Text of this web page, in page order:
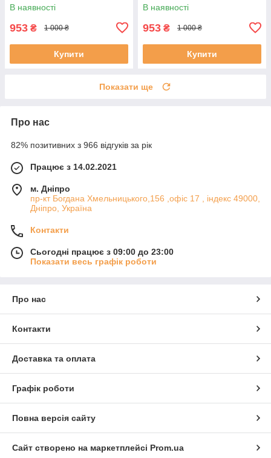
В наявності
953 ₴ 1 000 ₴
Купити
В наявності
953 ₴ 1 000 ₴
Купити
Показати ще
Про нас
82% позитивних з 966 відгуків за рік
Працює з 14.02.2021
м. Дніпро
пр-кт Богдана Хмельницького,156 ,офіс 17 , індекс 49000,
Дніпро, Україна
Контакти
Сьогодні працює з 09:00 до 23:00
Показати весь графік роботи
Про нас
Контакти
Доставка та оплата
Графік роботи
Повна версія сайту
Сайт створено на маркетплейсі Prom.ua